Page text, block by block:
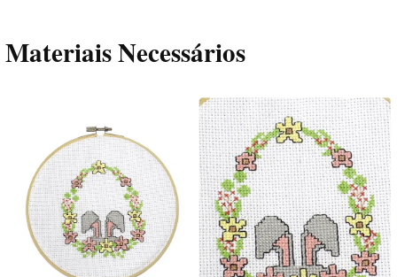
Materiais Necessários